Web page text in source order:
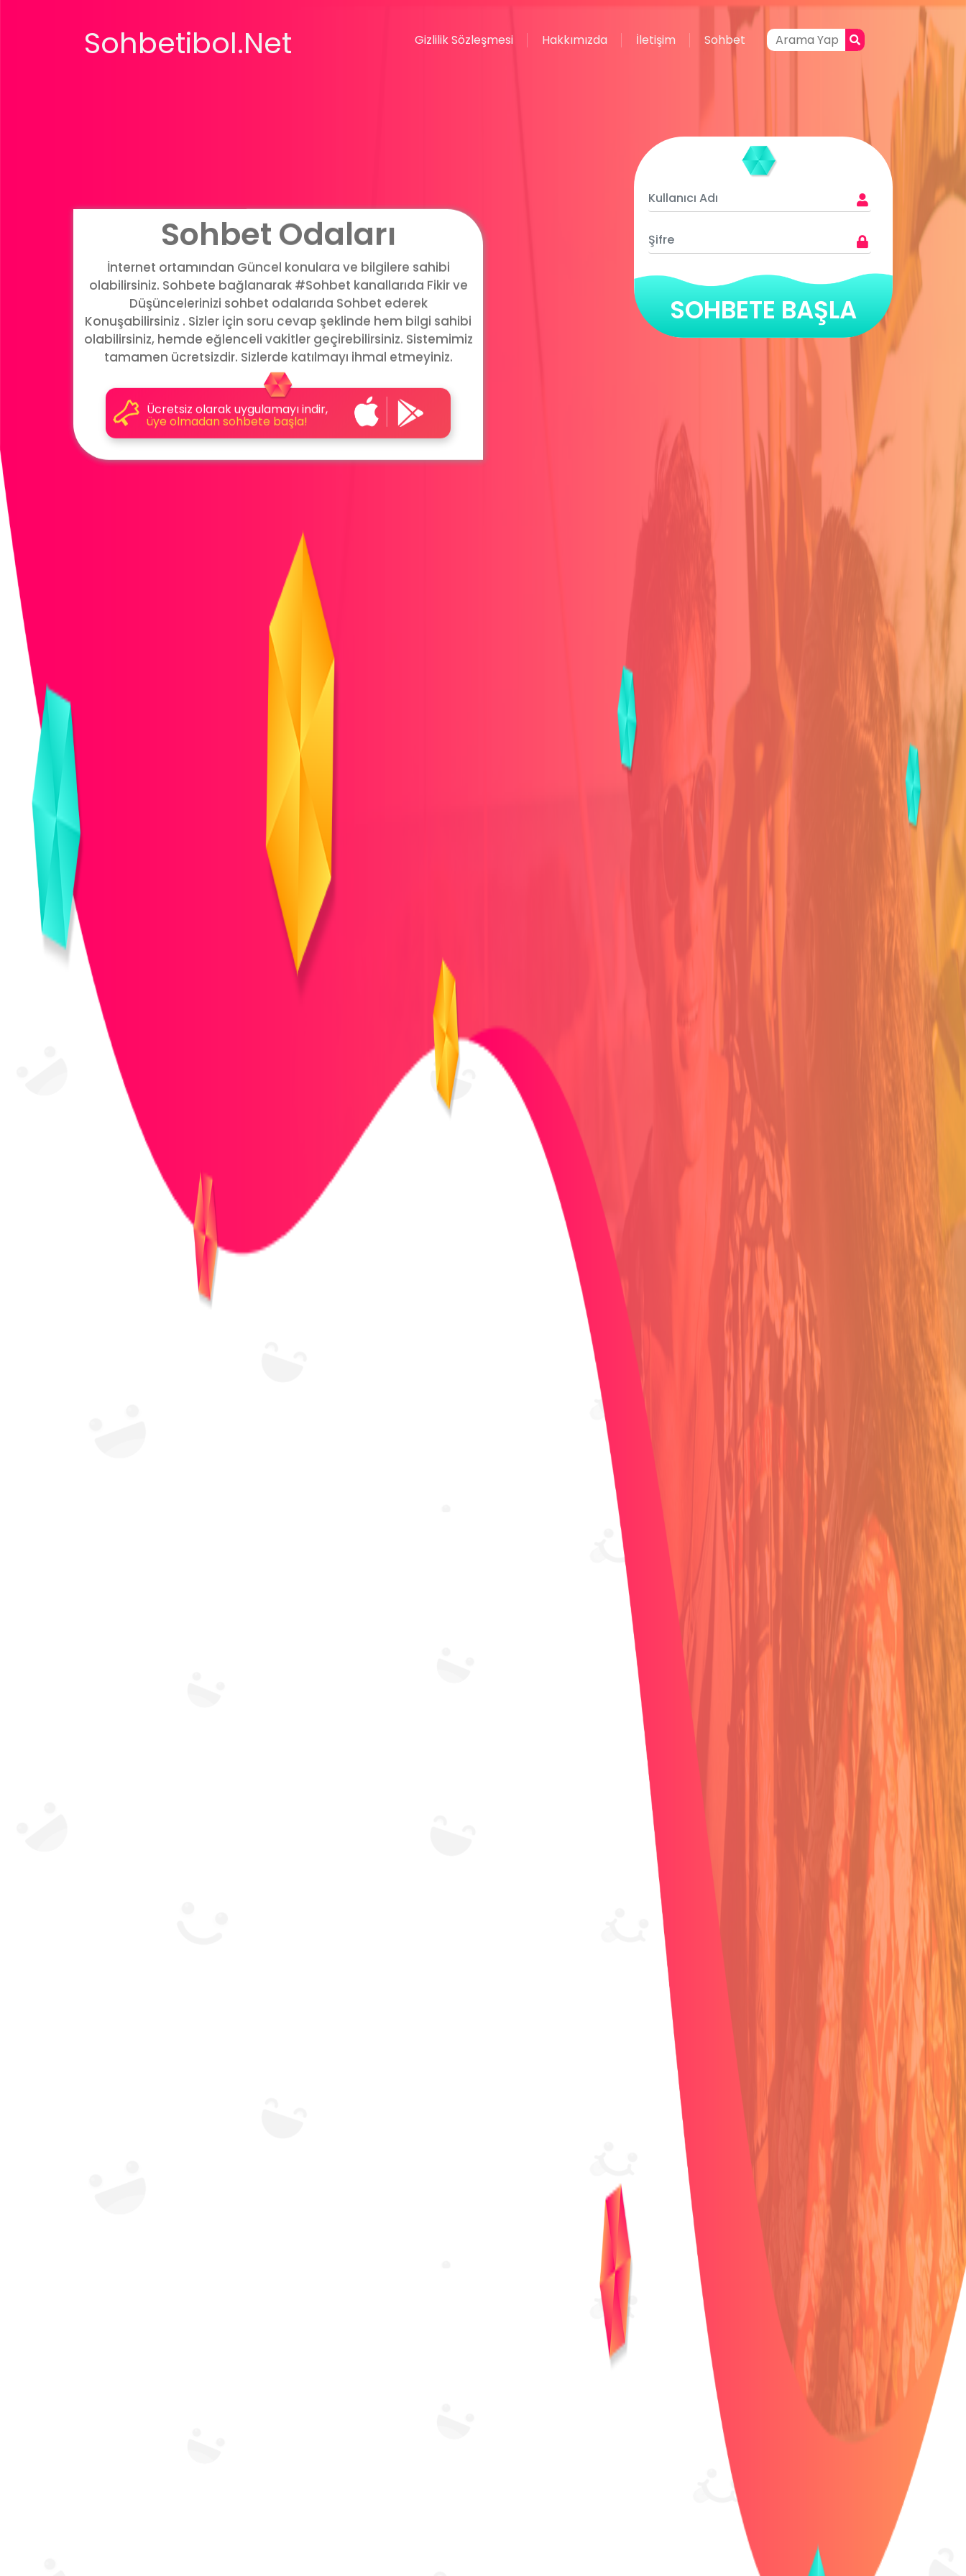
Sohbetibol.Net Gizlilik Sözleşmesi Hakkımızda İletişim Sohbet
Sohbet Odaları
İnternet ortamından Güncel konulara ve bilgilere sahibi
olabilirsiniz. Sohbete bağlanarak #Sohbet kanallarıda Fikir ve
Düşüncelerinizi sohbet odalarıda Sohbet ederek
Konuşabilirsiniz . Sizler için soru cevap şeklinde hem bilgi sahibi
olabilirsiniz, hemde eğlenceli vakitler geçirebilirsiniz. Sistemimiz
tamamen ücretsizdir. Sizlerde katılmayı ihmal etmeyiniz.
Ücretsiz olarak uygulamayı indir,
üye olmadan sohbete başla!
SOHBETE BAŞLA